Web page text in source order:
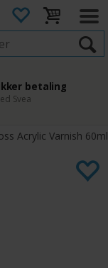
betaling
Svea
returfrist
Acrylic Varnish 60ml